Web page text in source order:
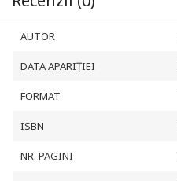
AUTOR
DATA APARIȚIEI
FORMAT
ISBN
NR. PAGINI